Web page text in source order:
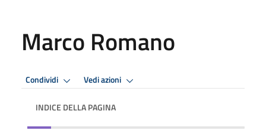
Marco Romano
Condividi Vedi azioni
INDICE DELLA PAGINA